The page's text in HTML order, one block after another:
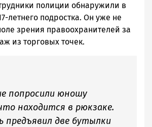
полиции обнаружили в
летнего подростка. Он уже не
зрения правоохранителей за
из торговых точек.
попросили юношу
находится в рюкзаке.
предъявил две бутылки